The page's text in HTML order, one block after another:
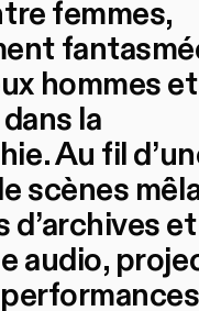
femmes,
hommes et
la
Au fil
scènes
d’archives
audio,